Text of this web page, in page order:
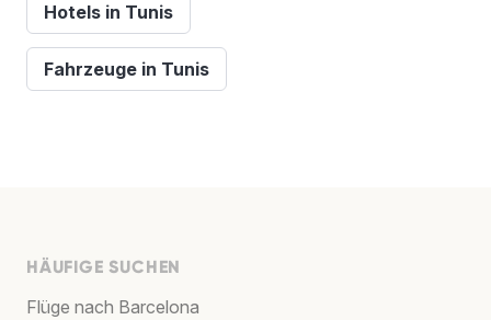
Hotels in Tunis
Fahrzeuge in Tunis
HÄUFIGE SUCHEN
Flüge nach Barcelona